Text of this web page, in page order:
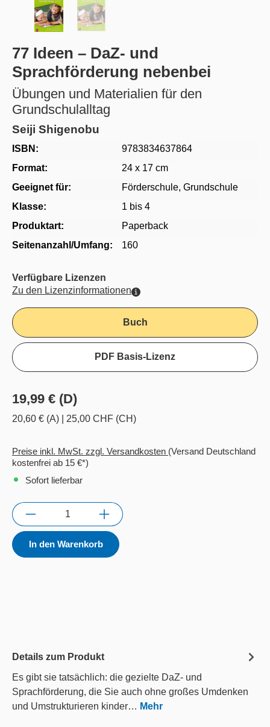
77 Ideen – DaZ- und
Sprachförderung nebenbei
Übungen und Materialien für den
Grundschulalltag
Seiji Shigenobu
ISBN:
9783834637864
Format:
24 x 17 cm
Geeignet für:
Förderschule, Grundschule
Klasse:
1 bis 4
Produktart:
Paperback
Seitenanzahl/Umfang:
160
Verfügbare Lizenzen
Zu den Lizenzinformationen
Buch
PDF Basis-Lizenz
19,99 € (D)
20,60 € (A) 25,00 CHF (CH)
Preise inkl. MwSt. zzgl. Versandkosten (Versand Deutschland
kostenfrei ab 15 €*)
Sofort lieferbar
Anzahl
In den Warenkorb
Details zum Produkt
Es gibt sie tatsächlich: die gezielte DaZ- und
Sprachförderung, die Sie auch ohne großes Umdenken
und Umstrukturieren kinder… Mehr